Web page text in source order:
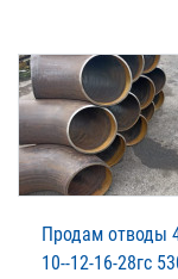
Продам отводы
10--12-16-28гс